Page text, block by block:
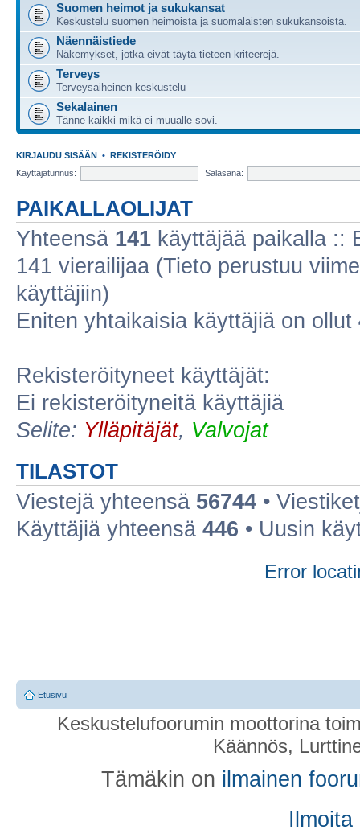
Suomen heimot ja sukukansat
Keskustelu suomen heimoista ja suomalaisten sukukansoista.
Näennäistiede
Näkemykset, jotka eivät täytä tieteen kriteerejä.
Terveys
Terveysaiheinen keskustelu
Sekalainen
Tänne kaikki mikä ei muualle sovi.
KIRJAUDU SISÄÄN • REKISTERÖIDY
Käyttäjätunnus:
Salasana:
PAIKALLAOLIJAT
Yhteensä 141 käyttäjää paikalla ::
141 vierailijaa (Tieto perustuu
käyttäjiin)
Eniten yhtaikaisia käyttäjiä on ollut
Rekisteröityneet käyttäjät:
Ei rekisteröityneitä käyttäjiä
Selite: Ylläpitäjät, Valvojat
TILASTOT
Viestejä yhteensä 56744 •
Käyttäjiä yhteensä 446 • Uusin
Error
Etusivu
Keskustelufoorumin moottorina
Käännös,
Tämäkin on ilmainen